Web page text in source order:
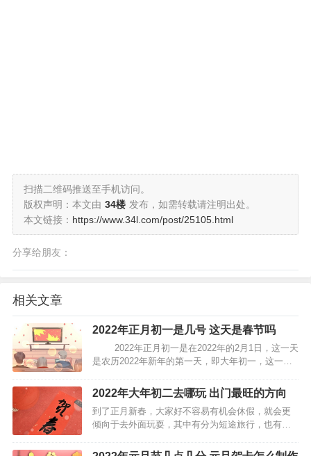
扫描二维码推送至手机访问。
版权声明：本文由 34楼 发布，如需转载请注明出处。
本文链接： https://www.34l.com/post/25105.html
分享给朋友：
相关文章
2022年正月初一是几号 这天是春节吗
2022年正月初一是在2022年的2月1日，这一天
是农历2022年新年的第一天，即大年初一，这一天
九，星期一。 正月初一的简介 正月初一，是农历正
月的头一天，隋代杜台卿曾在…
2022年大年初二去哪玩 出门最旺的方向
到了正月新春，大家好不容易有机会休假，就会更
倾向于去外面玩耍，其中有分为短途旅行，也有长
备，才能让家人放心，其中去哪里也成了重要讨论